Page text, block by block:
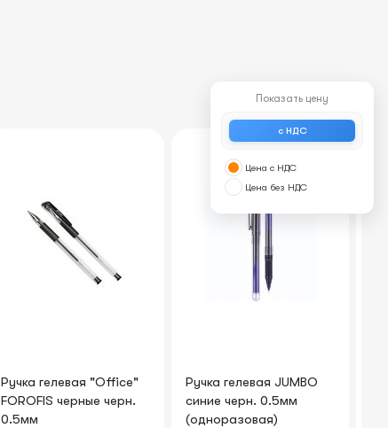
Ручка гелевая JUMBO
синие черн. 0.5мм
(одноразовая)
Набор акриловых
маркеров 24 цветов 1-
3mm
Показать цену
с НДС
Цена с НДС
Цена без НДС